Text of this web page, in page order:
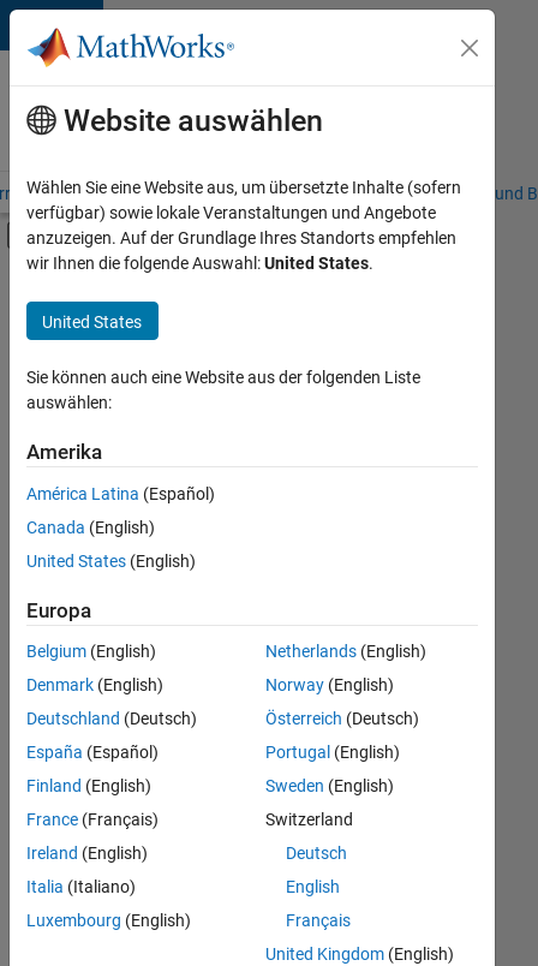
Weiter zum Inhalt
Karriere
bei
MathWorks
– Übersicht Stellensuche Niederlassungen Studierende und
Umschaltung für Off-Canvas-
Hauptinhalt
Education Sales
Inside Sales
Marketing Communications
Legal
+3
Derzeit
es
keine
offenen
Stellen,
Ihren
Suchkriterien
entsprechen.
können
die
Suchkriterien
weiter
fassen
oder
alle
Stellenangebote
anzeigen .
Website auswählen
Wählen Sie eine Website aus, um übersetzte Inhalte (sofern
verfügbar) sowie lokale Veranstaltungen und Angebote
anzuzeigen. Auf der Grundlage Ihres Standorts empfehlen
wir Ihnen die folgende Auswahl:United States.
United States
Sie können auch eine Website aus der folgenden Liste
auswählen:
Amerika
América Latina (Español)
Canada (English)
United States (English)
Europa
Belgium (English)
Denmark (English)
Deutschland (Deutsch)
España (Español)
Finland (English)
France (Français)
Ireland (English)
Italia (Italiano)
Luxembourg (English)
Netherlands(English)
Norway(English)
Österreich (Deutsch)
Portugal (English)
Sweden (English)
Switzerland
Deutsch
English
Français
United Kingdom(English)